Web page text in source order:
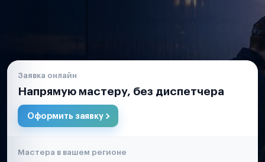
Заявка онлайн
Напрямую мастеру, без диспетчера
Оформить заявку
Мастера в вашем регионе